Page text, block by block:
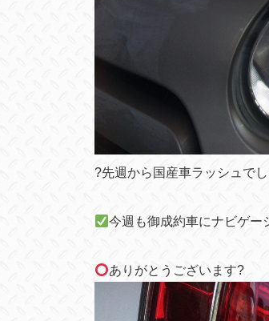
?先週から国産車ラッシュで
今週も御成約車にナビゲ
ありがとうございます?